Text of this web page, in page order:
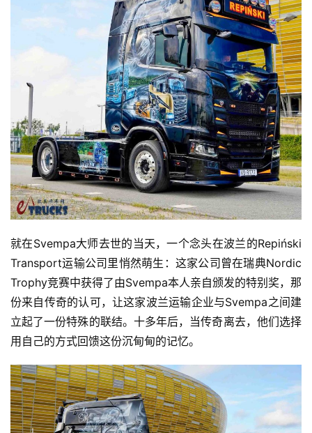
就在Svempa大师去世的当天，一个念头在波兰的Repiński
Transport运输公司里悄然萌生：这家公司曾在瑞典Nordic
Trophy竞赛中获得了由Svempa本人亲自颁发的特别奖，那
份来自传奇的认可，让这家波兰运输企业与Svempa之间建
立起了一份特殊的联结。十多年后，当传奇离去，他们选择
用自己的方式回馈这份沉甸甸的记忆。